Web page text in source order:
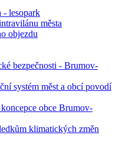
- lesopark
města
objezdu
bezpečnosti - Brumov-
systém měst a obcí povodí
obce Brumov-
klimatických změn